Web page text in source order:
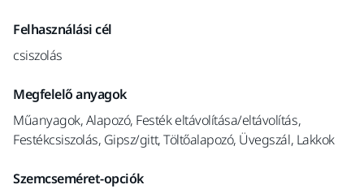
Felhasználási cél
csiszolás
Megfelelő anyagok
Műanyagok, Alapozó, Festék eltávolítása/eltávolítás,
Festékcsiszolás, Gipsz/gitt, Töltőalapozó, Üvegszál, Lakkok
Szemcseméret-opciók